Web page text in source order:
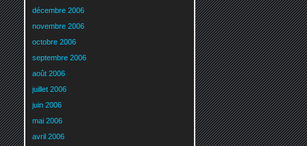
décembre 2006
novembre 2006
octobre 2006
septembre 2006
août 2006
juillet 2006
juin 2006
mai 2006
avril 2006